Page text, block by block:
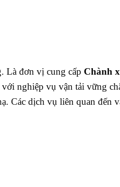
Là đơn vị cung cấp Chành
nghiệp vụ vận tải vững
Các dịch vụ liên quan đến